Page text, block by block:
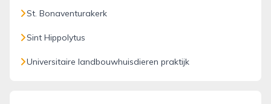
St. Bonaventurakerk
Sint Hippolytus
Universitaire landbouwhuisdieren praktijk